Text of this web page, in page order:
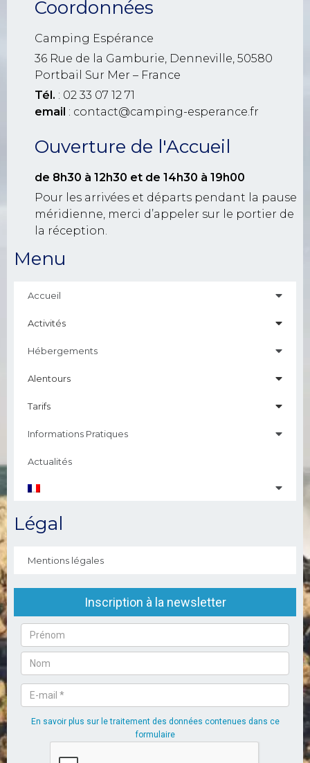
Coordonnées
Camping Espérance
36 Rue de la Gamburie, Denneville, 50580
Portbail Sur Mer – France
Tél. : 02 33 07 12 71
email : contact@camping-esperance.fr
Ouverture de l'Accueil
de 8h30 à 12h30 et de 14h30 à 19h00
Pour les arrivées et départs pendant la pause
méridienne, merci d’appeler sur le portier de
la réception.
Menu
Accueil
Activités
Hébergements
Alentours
Tarifs
Informations Pratiques
Actualités
Légal
Mentions légales